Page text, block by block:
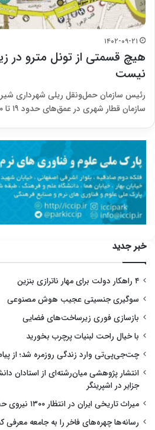
۱۴۰۲-۰۹-۲۱
هیچ قسمتی از تونل مترو در
نیست
رئیس سازمان حمل‌ونقل ریلی شهرداری
سازمان قطار شهری در عمق‌های حدود ۱۹ تا ۲۰…
خبر جدید
۴ راهکار دولت برای مهار ناترازی بنزین
سوگیری جنسیتی عجیب هوش مصنوعی
بازسازی فوری زیرساخت‌های فضایی
با خیال راحت لبنیات پرچرب بخورید
چت‌جی‌پی‌تی وارد زندگی روزمره شد؛ از
انتشار پژوهشی میان‌رشته‌ای از استادان
جزایر در اشپرینگر
میراث تاریخی ایران در انتظار ۱۳۰۰ نیروی حفاظتی
رسانه‌ها چهره‌های فاخر را به جامعه معرفی